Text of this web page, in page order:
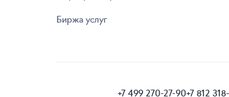
Биржа услуг
+7 499 270-27-90+7 812